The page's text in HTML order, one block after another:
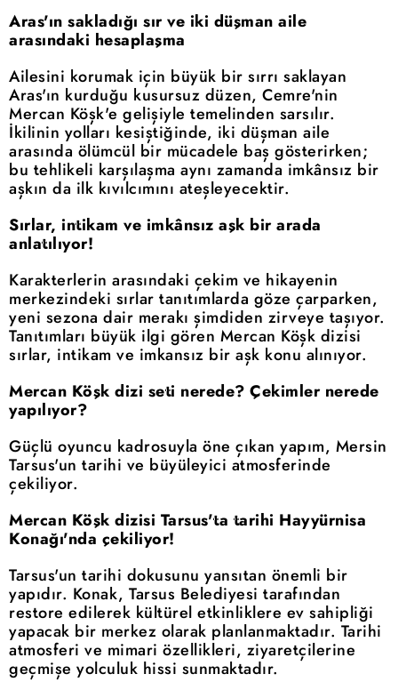
Aras'ın sakladığı sır ve iki düşman aile
arasındaki hesaplaşma
Ailesini korumak için büyük bir sırrı saklayan
Aras'ın kurduğu kusursuz düzen, Cemre'nin
Mercan Köşk'e gelişiyle temelinden sarsılır.
İkilinin yolları kesiştiğinde, iki düşman aile
arasında ölümcül bir mücadele baş gösterirken;
bu tehlikeli karşılaşma aynı zamanda imkânsız bir
aşkın da ilk kıvılcımını ateşleyecektir.
Sırlar, intikam ve imkânsız aşk bir arada
anlatılıyor!
Karakterlerin arasındaki çekim ve hikayenin
merkezindeki sırlar tanıtımlarda göze çarparken,
yeni sezona dair merakı şimdiden zirveye taşıyor.
Tanıtımları büyük ilgi gören Mercan Köşk dizisi
sırlar, intikam ve imkansız bir aşk konu alınıyor.
Mercan Köşk dizi seti nerede? Çekimler nerede
yapılıyor?
Güçlü oyuncu kadrosuyla öne çıkan yapım, Mersin
Tarsus'un tarihi ve büyüleyici atmosferinde
çekiliyor.
Mercan Köşk dizisi Tarsus'ta tarihi Hayyürnisa
Konağı'nda çekiliyor!
Tarsus'un tarihi dokusunu yansıtan önemli bir
yapıdır. Konak, Tarsus Belediyesi tarafından
restore edilerek kültürel etkinliklere ev sahipliği
yapacak bir merkez olarak planlanmaktadır. Tarihi
atmosferi ve mimari özellikleri, ziyaretçilerine
geçmişe yolculuk hissi sunmaktadır.